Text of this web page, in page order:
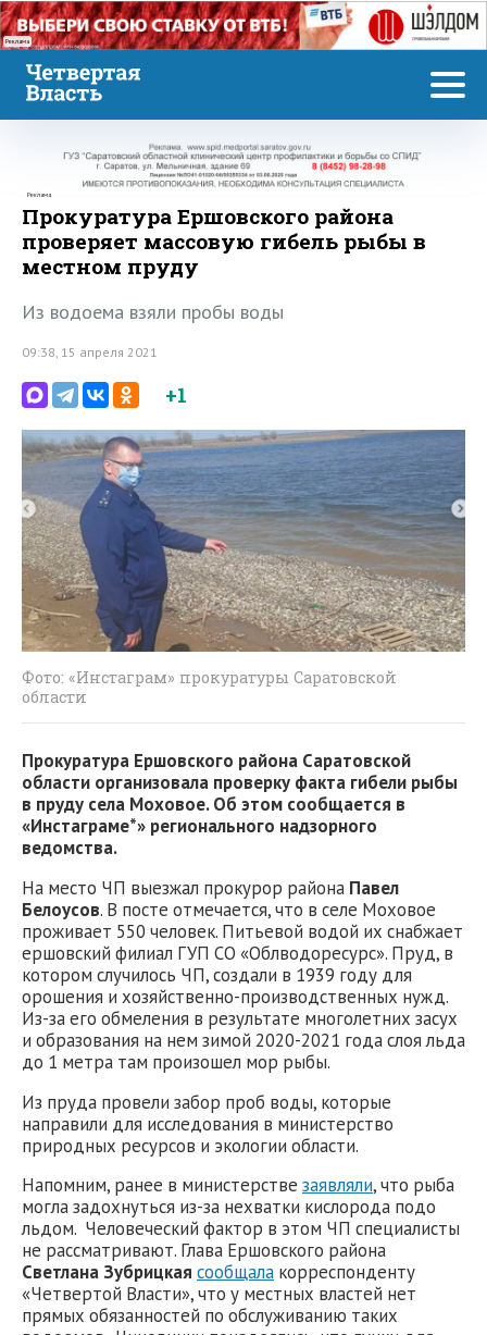
Реклама
Реклама
Прокуратура Ершовского района
проверяет массовую гибель рыбы в
местном пруду
Из водоема взяли пробы воды
09:38, 15 апреля 2021
+1
Фото: «Инстаграм» прокуратуры Саратовской
области
Прокуратура Ершовского района Саратовской
области организовала проверку факта гибели рыбы
в пруду села Моховое. Об этом сообщается в
«Инстаграме*» регионального надзорного
ведомства.
На место ЧП выезжал прокурор района Павел
Белоусов. В посте отмечается, что в селе Моховое
проживает 550 человек. Питьевой водой их снабжает
ершовский филиал ГУП СО «Облводоресурс». Пруд, в
котором случилось ЧП, создали в 1939 году для
орошения и хозяйственно-производственных нужд.
Из-за его обмеления в результате многолетних засух
и образования на нем зимой 2020-2021 года слоя льда
до 1 метра там произошел мор рыбы.
Из пруда провели забор проб воды, которые
направили для исследования в министерство
природных ресурсов и экологии области.
Напомним, ранее в министерстве заявляли, что рыба
могла задохнуться из-за нехватки кислорода подо
льдом. Человеческий фактор в этом ЧП специалисты
не рассматривают. Глава Ершовского района
Светлана Зубрицкая сообщала корреспонденту
«Четвертой Власти», что у местных властей нет
прямых обязанностей по обслуживанию таких